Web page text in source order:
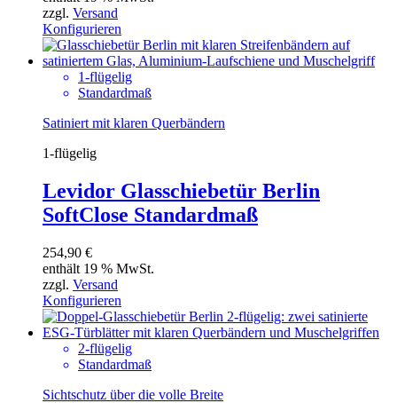
zzgl. Versand
Konfigurieren
1-flügelig
Standardmaß
Satiniert mit klaren Querbändern
1-flügelig
Levidor Glasschiebetür Berlin
SoftClose Standardmaß
254,90 €
enthält 19 % MwSt.
zzgl. Versand
Konfigurieren
2-flügelig
Standardmaß
Sichtschutz über die volle Breite